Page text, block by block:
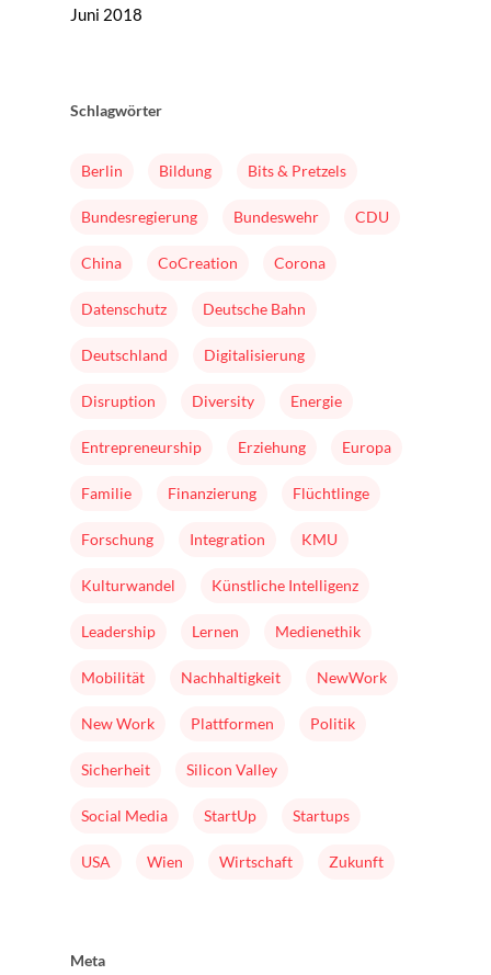
Juni 2018
Schlagwörter
Berlin Bildung Bits & Pretzels
Bundesregierung Bundeswehr CDU
China CoCreation Corona
Datenschutz Deutsche Bahn
Deutschland Digitalisierung
Disruption Diversity Energie
Entrepreneurship Erziehung Europa
Familie Finanzierung Flüchtlinge
Forschung Integration KMU
Kulturwandel Künstliche Intelligenz
Leadership Lernen Medienethik
Mobilität Nachhaltigkeit NewWork
New Work Plattformen Politik
Sicherheit Silicon Valley
Social Media StartUp Startups
USA Wien Wirtschaft Zukunft
Meta
Team
Buch